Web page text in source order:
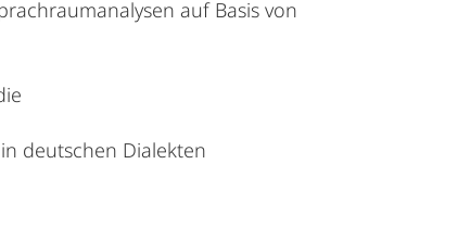
auf Basis von
deutschen Dialekten